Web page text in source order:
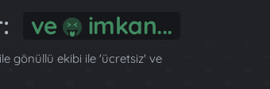
gönüllü ekibi ile 'ücretsiz' ve